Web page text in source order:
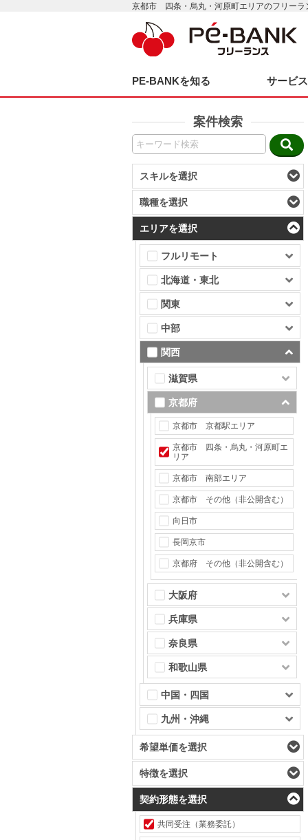
京都市 四条・烏丸・河原町エリアのフリーラ
PE-BANKを知る サービ
案件検索
スキルを選択
職種を選択
エリアを選択
フルリモート
北海道・東北
関東
中部
関西
滋賀県
京都府
京都市 京都駅エリア
京都市 四条・烏丸・河原町エ
リア
京都市 南部エリア
京都市 その他（非公開含む）
向日市
長岡京市
京都府 その他（非公開含む）
大阪府
兵庫県
奈良県
和歌山県
中国・四国
九州・沖縄
希望単価を選択
特徴を選択
契約形態を選択
共同受注（業務委託）